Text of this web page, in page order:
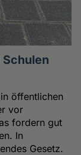
öffentlichen
vor
fordern gut
In
Gesetz.